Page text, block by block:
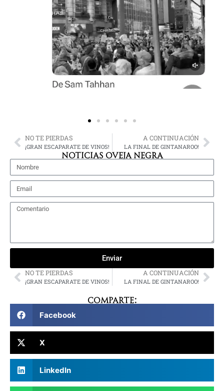
NO TE PIERDAS
¡GRAN ESCAPARATE DE VINOS!
A CONTINUACIÓN
LA FINAL DE GINTANAROO!
NOTICIAS OVEJA NEGRA
Enviar
NO TE PIERDAS
¡GRAN ESCAPARATE DE VINOS!
A CONTINUACIÓN
LA FINAL DE GINTANAROO!
Comparte:
Facebook
X
LinkedIn